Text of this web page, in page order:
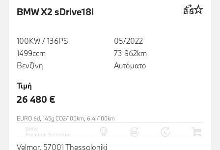
BMW X2 sDrive18i
100KW / 136PS
1499ccm
Βενζίνη
05/2022
73 962km
Αυτόματο
Τιμή
26 480 €
EURO 6d, 145g CO2/100km, 6.4l/100km
Velmar, 57001 Thessaloniki